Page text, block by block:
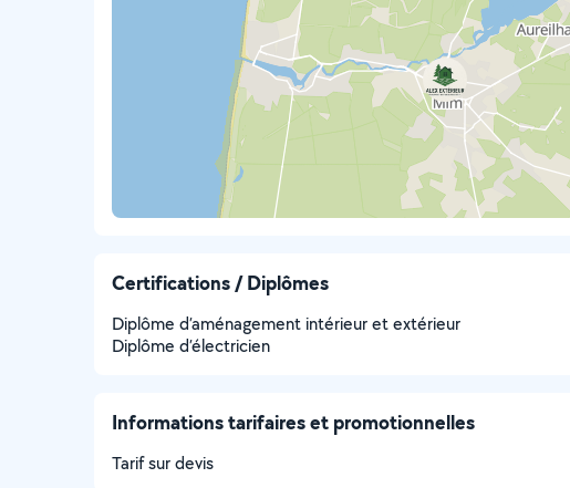
Certifications / Diplômes
Diplôme d’aménagement intérieur et extérieur
Diplôme d’électricien
Informations tarifaires et promotionnelles
Tarif sur devis